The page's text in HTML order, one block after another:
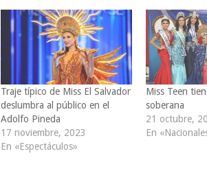
Traje típico de Miss El Salvador
deslumbra al público en el
Adolfo Pineda
17 noviembre, 2023
En «Espectáculos»
Miss Teen
soberana
21 octubre,
En